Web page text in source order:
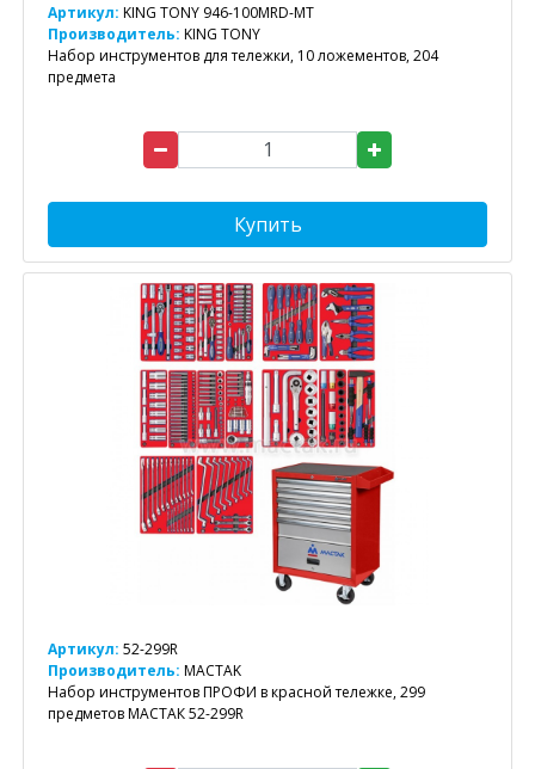
Артикул: KING TONY 946-100MRD-MT
Производитель: KING TONY
Набор инструментов для тележки, 10 ложементов, 204
предмета
Купить
Артикул: 52-299R
Производитель: MACTAK
Набор инструментов ПРОФИ в красной тележке, 299
предметов МАСТАК 52-299R